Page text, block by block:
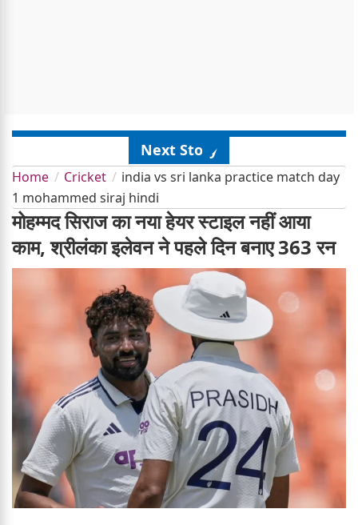
Next Story
Home Cricket
india vs sri lanka practice match day
1 mohammed siraj hindi
मोहम्मद सिराज का नया हेयर स्टाइल नहीं आया
काम, श्रीलंका इलेवन ने पहले दिन बनाए 363 रन